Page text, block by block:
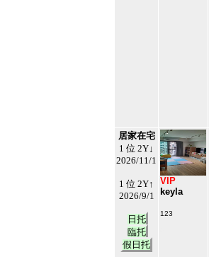
居家在宅
1 位 2Y↓
2026/11/1
1 位 2Y↑
2026/9/1
日托
臨托
假日托
VIP
keyla
123